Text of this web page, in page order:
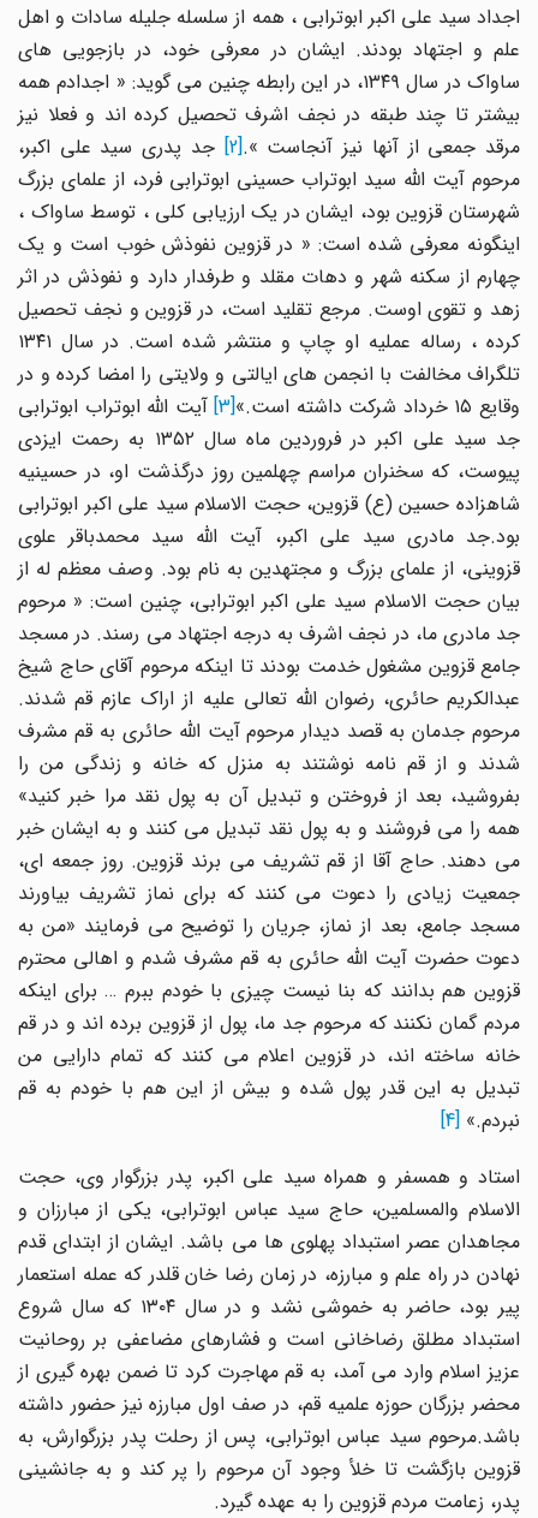
اجداد سید علی اکبر ابوترابی ، همه از سلسله جلیله سادات و اهل
علم و اجتهاد بودند. ایشان در معرفی خود، در بازجویی های
ساواک در سال ۱۳۴۹، در این رابطه چنین می گوید: « اجدادم همه
بیشتر تا چند طبقه در نجف اشرف تحصیل کرده اند و فعلا نیز
مرقد جمعی از آنها نیز آنجاست ». [2] جد پدری سید علی اکبر،
مرحوم آیت الله سید ابوتراب حسینی ابوترابی فرد، از علمای بزرگ
شهرستان قزوین بود، ایشان در یک ارزیابی کلی ، توسط ساواک ،
اینگونه معرفی شده است: « در قزوین نفوذش خوب است و یک
چهارم از سکنه شهر و دهات مقلد و طرفدار دارد و نفوذش در اثر
زهد و تقوی اوست. مرجع تقلید است، در قزوین و نجف تحصیل
کرده ، رساله عملیه او چاپ و منتشر شده است. در سال ۱۳۴۱
تلگراف مخالفت با انجمن های ایالتی و ولایتی را امضا کرده و در
وقایع ۱۵ خرداد شرکت داشته است.»
[3]
آیت الله ابوتراب ابوترابی
جد سید علی اکبر در فروردین ماه سال ۱۳۵۲ به رحمت ایزدی
پیوست، که سخنران مراسم چهلمین روز درگذشت او، در حسینیه
شاهزاده حسین (ع) قزوین، حجت الاسلام سید علی اکبر ابوترابی
بود.جد مادری سید علی اکبر، آیت الله سید محمدباقر علوی
قزوینی، از علمای بزرگ و مجتهدین به نام بود. وصف معظم له از
بیان حجت الاسلام سید علی اکبر ابوترابی، چنین است: « مرحوم
جد مادری ما، در نجف اشرف به درجه اجتهاد می رسند. در مسجد
جامع قزوین مشغول خدمت بودند تا اینکه مرحوم آقای حاج شیخ
عبدالکریم حائری، رضوان الله تعالی علیه از اراک عازم قم شدند.
مرحوم جدمان به قصد دیدار مرحوم آیت الله حائری به قم مشرف
شدند و از قم نامه نوشتند به منزل که خانه و زندگی من را
بفروشید، بعد از فروختن و تبدیل آن به پول نقد مرا خبر کنید»
همه را می فروشند و به پول نقد تبدیل می کنند و به ایشان خبر
می دهند. حاج آقا از قم تشریف می برند قزوین. روز جمعه ای،
جمعیت زیادی را دعوت می کنند که برای نماز تشریف بیاورند
مسجد جامع، بعد از نماز، جریان را توضیح می فرمایند «من به
دعوت حضرت آیت الله حائری به قم مشرف شدم و اهالی محترم
قزوین هم بدانند که بنا نیست چیزی با خودم ببرم … برای اینکه
مردم گمان نکنند که مرحوم جد ما، پول از قزوین برده اند و در قم
خانه ساخته اند، در قزوین اعلام می کنند که تمام دارایی من
تبدیل به این قدر پول شده و بیش از این هم با خودم به قم
نبردم.»[4]
استاد و همسفر و همراه سید علی اکبر، پدر بزرگوار وی، حجت
الاسلام والمسلمین، حاج سید عباس ابوترابی، یکی از مبارزان و
مجاهدان عصر استبداد پهلوی ها می باشد. ایشان از ابتدای قدم
نهادن در راه علم و مبارزه، در زمان رضا خان قلدر که عمله استعمار
پیر بود، حاضر به خموشی نشد و در سال ۱۳۰۴ که سال شروع
استبداد مطلق رضاخانی است و فشارهای مضاعفی بر روحانیت
عزیز اسلام وارد می آمد، به قم مهاجرت کرد تا ضمن بهره گیری از
محضر بزرگان حوزه علمیه قم، در صف اول مبارزه نیز حضور داشته
باشد.مرحوم سید عباس ابوترابی، پس از رحلت پدر بزرگوارش، به
قزوین بازگشت تا خلأ وجود آن مرحوم را پر کند و به جانشینی
پدر، زعامت مردم قزوین را به عهده گیرد.